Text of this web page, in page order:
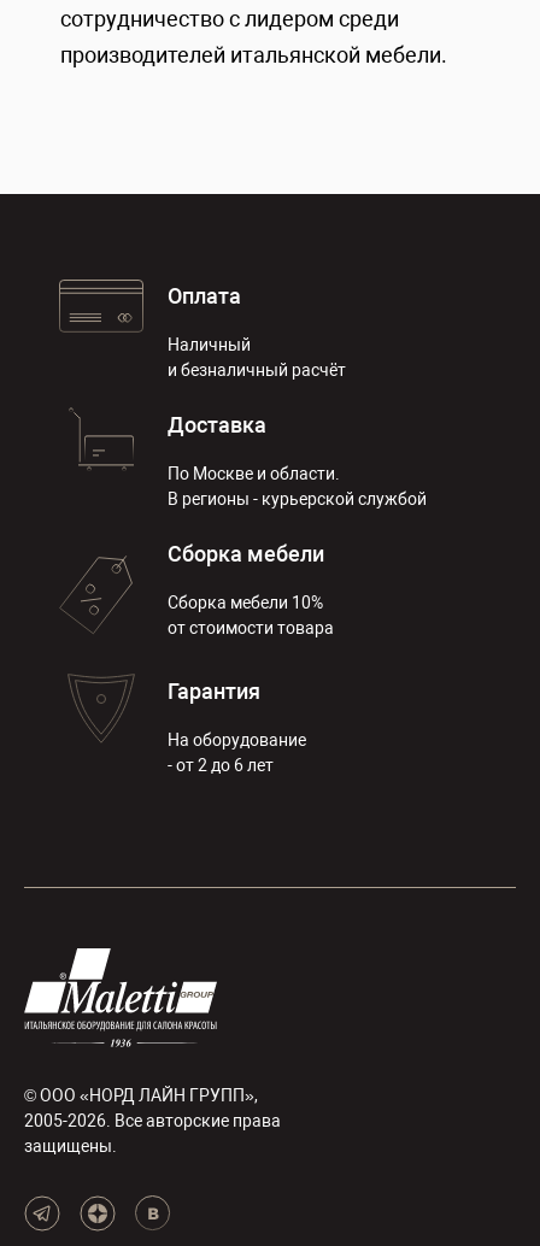
сотрудничество с лидером среди
производителей итальянской мебели.
Оплата
Наличный
и безналичный расчёт
Доставка
По Москве и области.
В регионы - курьерской службой
Сборка мебели
Сборка мебели 10%
от стоимости товара
Гарантия
На оборудование
- от 2 до 6 лет
© ООО «НОРД ЛАЙН ГРУПП»,
2005-2026. Все авторские права
защищены.